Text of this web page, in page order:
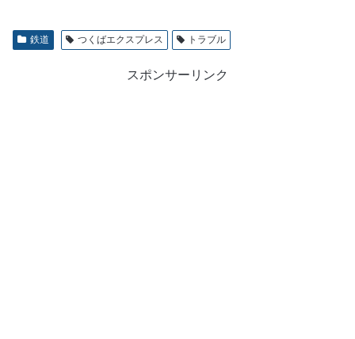
鉄道 つくばエクスプレス トラブル
スポンサーリンク